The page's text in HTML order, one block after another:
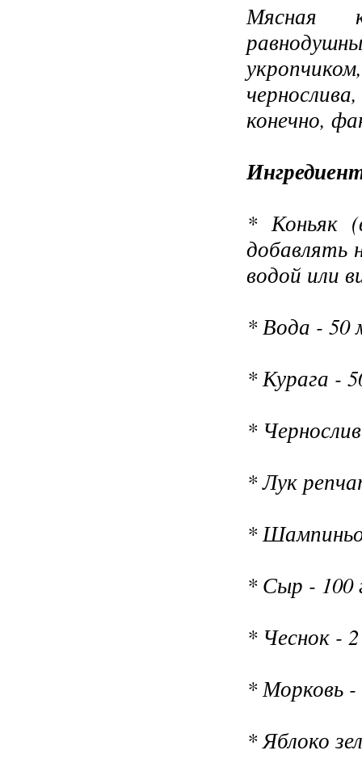
Мясная
конечно,
* Коньяк
добавлять
водой или
* Вода - 50
* Курага -
*
* Лук
*
* Сыр - 100
* Чеснок -
* Морковь
* Яблоко